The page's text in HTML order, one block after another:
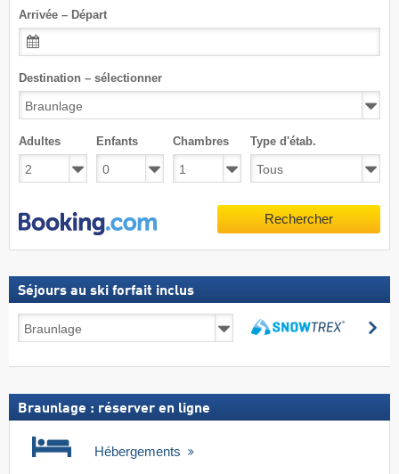
Arrivée – Départ
Destination – sélectionner
Adultes Enfants Chambres Type d'étab.
Rechercher
Séjours au ski forfait inclus
Séjours
au
forfait
Braunlage : réserver en ligne
Hébergements